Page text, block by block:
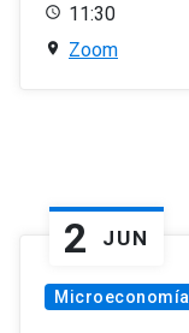
11:30
Zoom
2 JUN